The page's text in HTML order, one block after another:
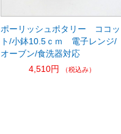
ポーリッシュポタリー ココッ
ト/小鉢10.5ｃｍ 電子レンジ/
オーブン/食洗器対応
4,510円
（税込み）